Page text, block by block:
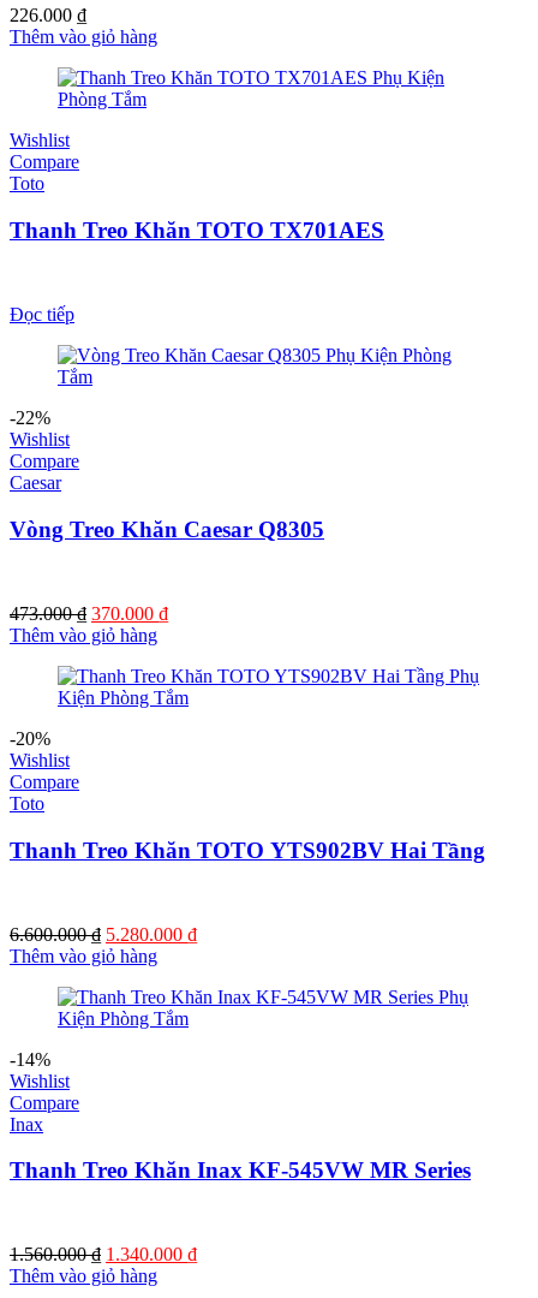
226.000 ₫
Thêm vào giỏ hàng
Wishlist
Compare
Toto
Thanh Treo Khăn TOTO TX701AES
Đọc tiếp
-22%
Wishlist
Compare
Caesar
Vòng Treo Khăn Caesar Q8305
473.000₫ Giá
gốc
473.000 ₫.
370.000 ₫Giá
là:
370.000 ₫.
Thêm vào giỏ hàng
-20%
Wishlist
Compare
Toto
Thanh Treo Khăn TOTO YTS902BV Hai Tầng
6.600.000₫ Giá
gốc
6.600.000 ₫.
5.280.000 ₫Giá
là:
Thêm vào giỏ hàng
-14%
Wishlist
Compare
Inax
Thanh Treo Khăn Inax KF-545VW MR Series
1.560.000₫ Giá
gốc
1.340.000 ₫Giá
Thêm vào giỏ hàng